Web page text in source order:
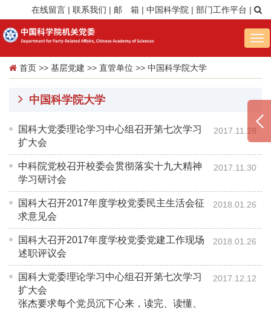
在线留言 | 联系我们 | 邮 箱 | 中国科学院 | 部门工作平台 |
首页 >> 基层党建 >> 直管单位 >> 中国科学院大学
中国科学院大学
国科大党委理论学习中心组召开第七次学习
扩大会
2017.11.28
中科院党校召开校委会贯彻落实十九大精神
学习研讨会
2017.11.30
国科大召开2017年度学校党委民主生活会征
求意见会
2018.01.26
国科大召开2017年度学校党委党建工作现场
述职评议会
2018.01.26
国科大党委理论学习中心组召开第七次学习
扩大会
张杰要求每个党员沉下心来，读完、读懂、
2017.12.12